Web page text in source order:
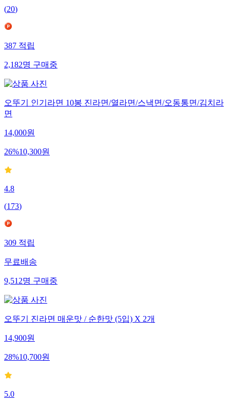
(20)
387적립
2,182명구매중
오뚜기 인기라면 10봉 진라면/열라면/스낵면/오동통면/김치라
면
14,000원
26%10,300원
4.8
(173)
309적립
무료배송
9,512명구매중
오뚜기 진라면 매운맛 / 순한맛 (5입) X 2개
14,900원
28%10,700원
5.0